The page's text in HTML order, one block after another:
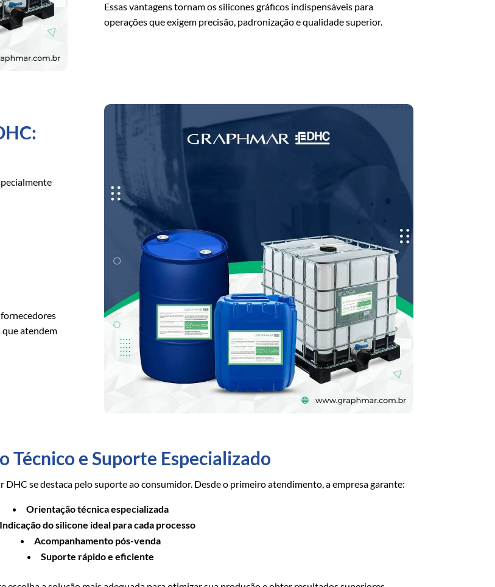
Essas vantagens tornam os silicones gráficos indispensáveis para
operações que exigem precisão, padronização e qualidade superior.
atendem
Técnico e Suporte Especializado
se destaca pelo suporte ao consumidor. Desde o primeiro atendimento, a empresa garante:
Orientação técnica especializada
Indicação do silicone ideal para cada processo
Acompanhamento pós-venda
Suporte rápido e eficiente